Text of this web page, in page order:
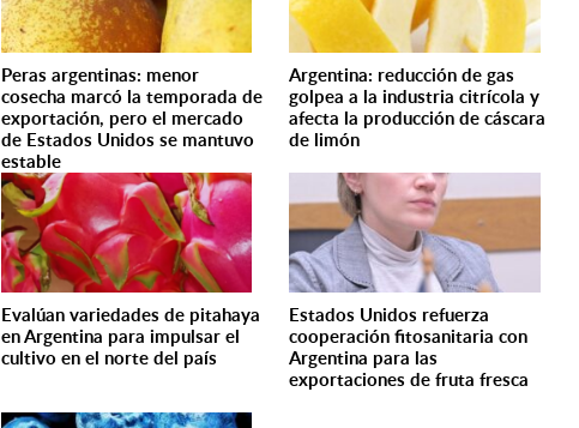
Peras argentinas: menor
cosecha marcó la temporada de
exportación, pero el mercado
de Estados Unidos se mantuvo
estable
Argentina: reducción de gas
golpea a la industria citrícola y
afecta la producción de cáscara
de limón
Evalúan variedades de pitahaya
en Argentina para impulsar el
cultivo en el norte del país
Estados Unidos refuerza
cooperación fitosanitaria con
Argentina para las
exportaciones de fruta fresca